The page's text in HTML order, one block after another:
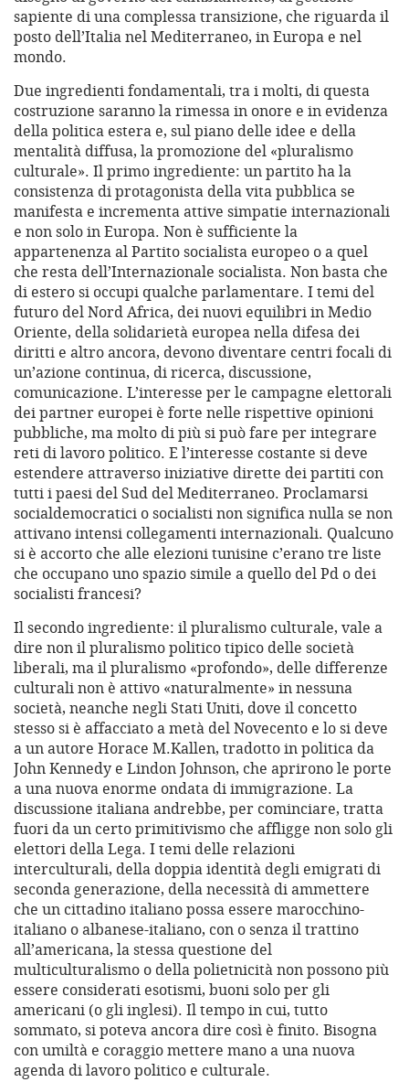
sapiente di una complessa transizione, che riguarda il
posto dell’Italia nel Mediterraneo, in Europa e nel
mondo.
Due ingredienti fondamentali, tra i molti, di questa
costruzione saranno la rimessa in onore e in evidenza
della politica estera e, sul piano delle idee e della
mentalità diffusa, la promozione del «pluralismo
culturale». Il primo ingrediente: un partito ha la
consistenza di protagonista della vita pubblica se
manifesta e incrementa attive simpatie internazionali
e non solo in Europa. Non è sufficiente la
appartenenza al Partito socialista europeo o a quel
che resta dell’Internazionale socialista. Non basta che
di estero si occupi qualche parlamentare. I temi del
futuro del Nord Africa, dei nuovi equilibri in Medio
Oriente, della solidarietà europea nella difesa dei
diritti e altro ancora, devono diventare centri focali di
un’azione continua, di ricerca, discussione,
comunicazione. L’interesse per le campagne elettorali
dei partner europei è forte nelle rispettive opinioni
pubbliche, ma molto di più si può fare per integrare
reti di lavoro politico. E l’interesse costante si deve
estendere attraverso iniziative dirette dei partiti con
tutti i paesi del Sud del Mediterraneo. Proclamarsi
socialdemocratici o socialisti non significa nulla se non
attivano intensi collegamenti internazionali. Qualcuno
si è accorto che alle elezioni tunisine c’erano tre liste
che occupano uno spazio simile a quello del Pd o dei
socialisti francesi?
Il secondo ingrediente: il pluralismo culturale, vale a
dire non il pluralismo politico tipico delle società
liberali, ma il pluralismo «profondo», delle differenze
culturali non è attivo «naturalmente» in nessuna
società, neanche negli Stati Uniti, dove il concetto
stesso si è affacciato a metà del Novecento e lo si deve
a un autore Horace M.Kallen, tradotto in politica da
John Kennedy e Lindon Johnson, che aprirono le porte
a una nuova enorme ondata di immigrazione. La
discussione italiana andrebbe, per cominciare, tratta
fuori da un certo primitivismo che affligge non solo gli
elettori della Lega. I temi delle relazioni
interculturali, della doppia identità degli emigrati di
seconda generazione, della necessità di ammettere
che un cittadino italiano possa essere marocchino-
italiano o albanese-italiano, con o senza il trattino
all’americana, la stessa questione del
multiculturalismo o della polietnicità non possono più
essere considerati esotismi, buoni solo per gli
americani (o gli inglesi). Il tempo in cui, tutto
sommato, si poteva ancora dire così è finito. Bisogna
con umiltà e coraggio mettere mano a una nuova
agenda di lavoro politico e culturale.